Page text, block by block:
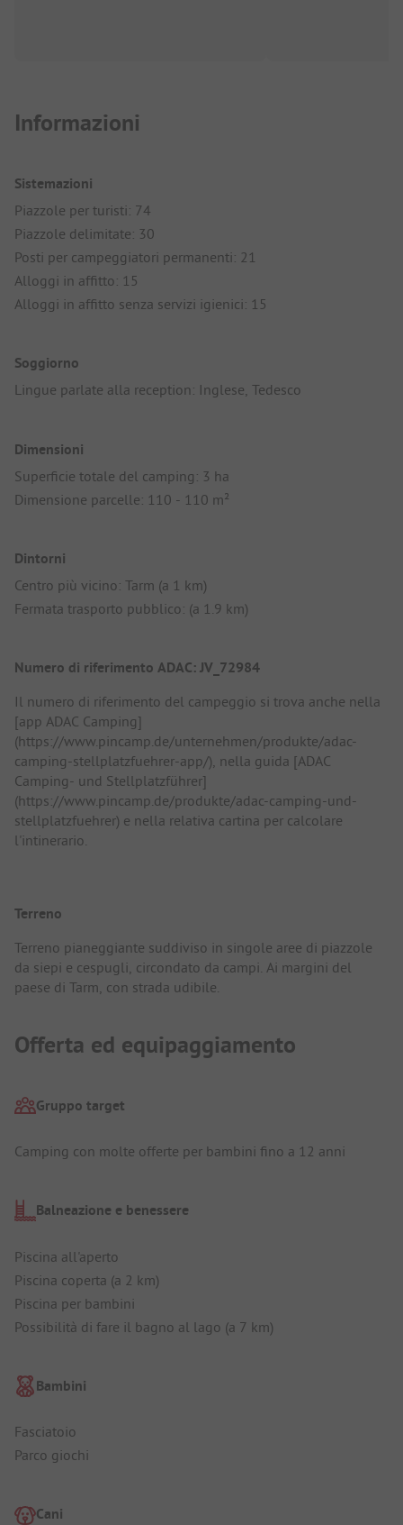
Informazioni
Sistemazioni
Piazzole per turisti: 74
Piazzole delimitate: 30
Posti per campeggiatori permanenti: 21
Alloggi in affitto: 15
Alloggi in affitto senza servizi igienici: 15
Soggiorno
Lingue parlate alla reception: Inglese, Tedesco
Dimensioni
Superficie totale del camping: 3 ha
Dimensione parcelle: 110 - 110 m²
Dintorni
Centro più vicino: Tarm (a 1 km)
Fermata trasporto pubblico: (a 1.9 km)
Numero di riferimento ADAC: JV_72984
Il numero di riferimento del campeggio si trova anche nella
[app ADAC Camping]
(https://www.pincamp.de/unternehmen/produkte/adac-
camping-stellplatzfuehrer-app/), nella guida [ADAC
Camping- und Stellplatzführer]
(https://www.pincamp.de/produkte/adac-camping-und-
stellplatzfuehrer) e nella relativa cartina per calcolare
l'intinerario.
Terreno
Terreno pianeggiante suddiviso in singole aree di piazzole
da siepi e cespugli, circondato da campi. Ai margini del
paese di Tarm, con strada udibile.
Offerta ed equipaggiamento
Gruppo target
Camping con molte offerte per bambini fino a 12 anni
Balneazione e benessere
Piscina all'aperto
Piscina coperta (a 2 km)
Piscina per bambini
Possibilità di fare il bagno al lago (a 7 km)
Bambini
Fasciatoio
Parco giochi
Cani